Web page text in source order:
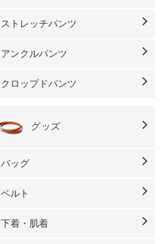
ストレッチパンツ
アンクルパンツ
クロップドパンツ
グッズ
バッグ
ベルト
下着・肌着